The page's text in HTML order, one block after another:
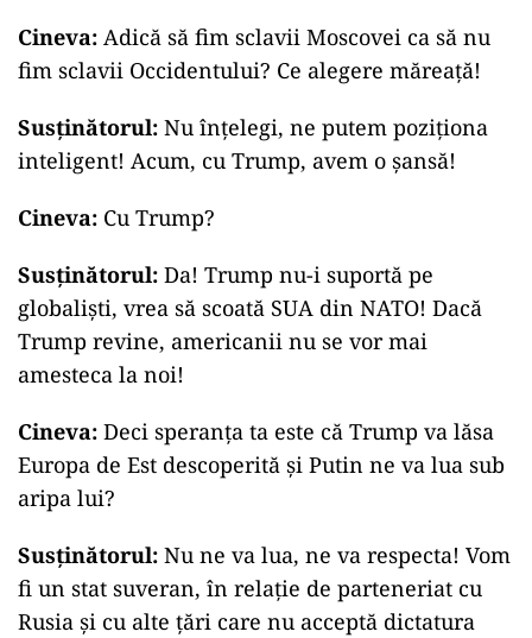
Cineva: Adică să fim sclavii Moscovei ca să nu
fim sclavii Occidentului? Ce alegere măreață!
Susținătorul: Nu înțelegi, ne putem poziționa
inteligent! Acum, cu Trump, avem o șansă!
Cineva: Cu Trump?
Susținătorul: Da! Trump nu-i suportă pe
globaliști, vrea să scoată SUA din NATO! Dacă
Trump revine, americanii nu se vor mai
amesteca la noi!
Cineva: Deci speranța ta este că Trump va lăsa
Europa de Est descoperită și Putin ne va lua sub
aripa lui?
Susținătorul: Nu ne va lua, ne va respecta! Vom
fi un stat suveran, în relație de parteneriat cu
Rusia și cu alte țări care nu acceptă dictatura